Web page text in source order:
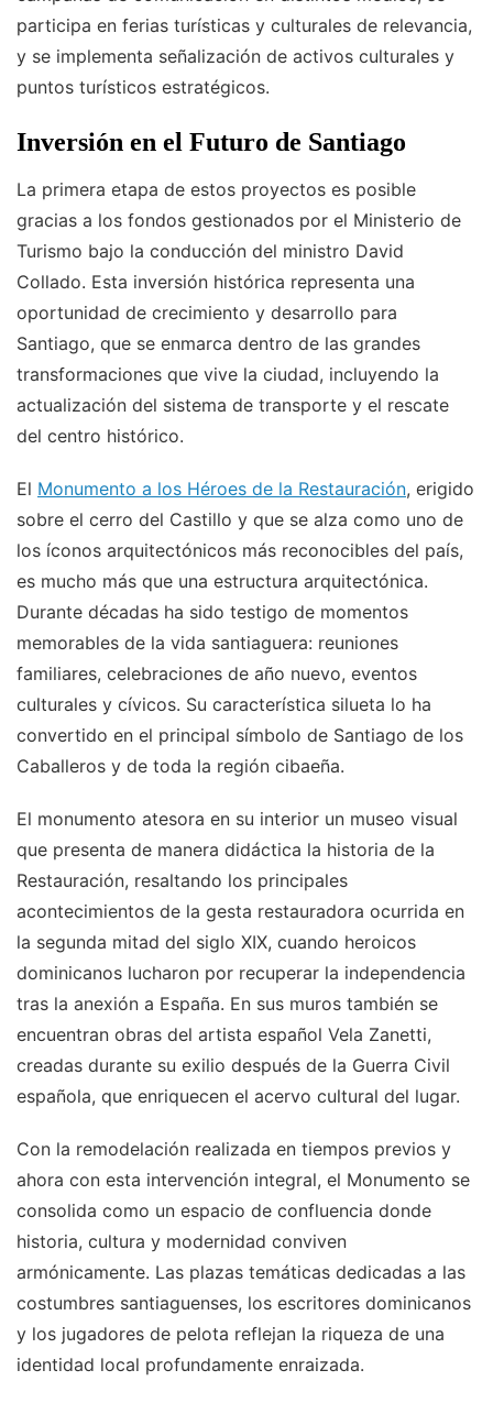
participa en ferias turísticas y culturales de relevancia,
y se implementa señalización de activos culturales y
puntos turísticos estratégicos.
Inversión en el Futuro de Santiago
La primera etapa de estos proyectos es posible
gracias a los fondos gestionados por el Ministerio de
Turismo bajo la conducción del ministro David
Collado. Esta inversión histórica representa una
oportunidad de crecimiento y desarrollo para
Santiago, que se enmarca dentro de las grandes
transformaciones que vive la ciudad, incluyendo la
actualización del sistema de transporte y el rescate
del centro histórico.
El Monumento a los Héroes de la Restauración, erigido
sobre el cerro del Castillo y que se alza como uno de
los íconos arquitectónicos más reconocibles del país,
es mucho más que una estructura arquitectónica.
Durante décadas ha sido testigo de momentos
memorables de la vida santiaguera: reuniones
familiares, celebraciones de año nuevo, eventos
culturales y cívicos. Su característica silueta lo ha
convertido en el principal símbolo de Santiago de los
Caballeros y de toda la región cibaeña.
El monumento atesora en su interior un museo visual
que presenta de manera didáctica la historia de la
Restauración, resaltando los principales
acontecimientos de la gesta restauradora ocurrida en
la segunda mitad del siglo XIX, cuando heroicos
dominicanos lucharon por recuperar la independencia
tras la anexión a España. En sus muros también se
encuentran obras del artista español Vela Zanetti,
creadas durante su exilio después de la Guerra Civil
española, que enriquecen el acervo cultural del lugar.
Con la remodelación realizada en tiempos previos y
ahora con esta intervención integral, el Monumento se
consolida como un espacio de confluencia donde
historia, cultura y modernidad conviven
armónicamente. Las plazas temáticas dedicadas a las
costumbres santiaguenses, los escritores dominicanos
y los jugadores de pelota reflejan la riqueza de una
identidad local profundamente enraizada.